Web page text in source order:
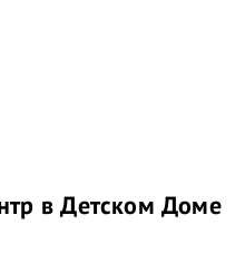
в Детском Доме